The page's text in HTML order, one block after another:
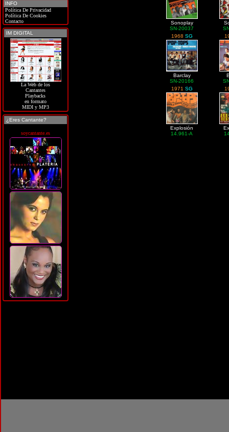
INFO
Política De Privacidad
Política De Cookies
Contacto
IM DIGITAL
La Web de los
Cantantes
Playbacks
en formato
MIDI y MP3
¿Eres Cantante?
soycantante.es
Sonoplay
SN-20037
1968 SG
Barclay
SN-20166
1971 SG
Explosión
14.961-A